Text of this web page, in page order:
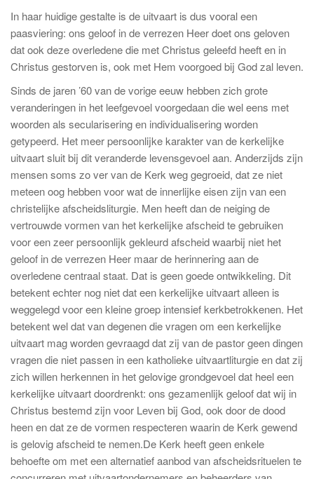
In haar huidige gestalte is de uitvaart is dus vooral een
paasviering: ons geloof in de verrezen Heer doet ons geloven
dat ook deze overledene die met Christus geleefd heeft en in
Christus gestorven is, ook met Hem voorgoed bij God zal leven.
Sinds de jaren ’60 van de vorige eeuw hebben zich grote
veranderingen in het leefgevoel voorgedaan die wel eens met
woorden als secularisering en individualisering worden
getypeerd. Het meer persoonlijke karakter van de kerkelijke
uitvaart sluit bij dit veranderde levensgevoel aan. Anderzijds zijn
mensen soms zo ver van de Kerk weg gegroeid, dat ze niet
meteen oog hebben voor wat de innerlijke eisen zijn van een
christelijke afscheidsliturgie. Men heeft dan de neiging de
vertrouwde vormen van het kerkelijke afscheid te gebruiken
voor een zeer persoonlijk gekleurd afscheid waarbij niet het
geloof in de verrezen Heer maar de herinnering aan de
overledene centraal staat. Dat is geen goede ontwikkeling. Dit
betekent echter nog niet dat een kerkelijke uitvaart alleen is
weggelegd voor een kleine groep intensief kerkbetrokkenen. Het
betekent wel dat van degenen die vragen om een kerkelijke
uitvaart mag worden gevraagd dat zij van de pastor geen dingen
vragen die niet passen in een katholieke uitvaartliturgie en dat zij
zich willen herkennen in het gelovige grondgevoel dat heel een
kerkelijke uitvaart doordrenkt: ons gezamenlijk geloof dat wij in
Christus bestemd zijn voor Leven bij God, ook door de dood
heen en dat ze de vormen respecteren waarin de Kerk gewend
is gelovig afscheid te nemen.De Kerk heeft geen enkele
behoefte om met een alternatief aanbod van afscheidsrituelen te